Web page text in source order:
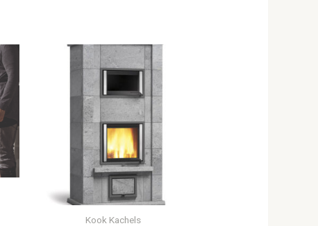
Kook Kachels